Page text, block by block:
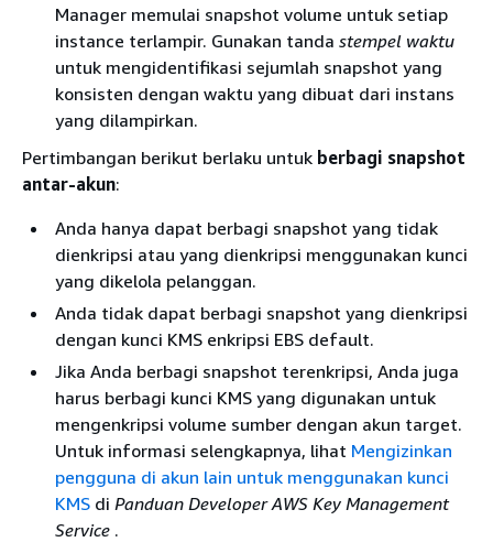
Manager memulai snapshot volume untuk setiap
instance terlampir. Gunakan tanda stempel waktu
untuk mengidentifikasi sejumlah snapshot yang
konsisten dengan waktu yang dibuat dari instans
yang dilampirkan.
Pertimbangan berikut berlaku untuk berbagi snapshot
antar-akun:
Anda hanya dapat berbagi snapshot yang tidak
dienkripsi atau yang dienkripsi menggunakan kunci
yang dikelola pelanggan.
Anda tidak dapat berbagi snapshot yang dienkripsi
dengan kunci KMS enkripsi EBS default.
Jika Anda berbagi snapshot terenkripsi, Anda juga
harus berbagi kunci KMS yang digunakan untuk
mengenkripsi volume sumber dengan akun target.
Untuk informasi selengkapnya, lihat Mengizinkan
pengguna di akun lain untuk menggunakan kunci
KMS di Panduan Developer AWS Key Management
Service .